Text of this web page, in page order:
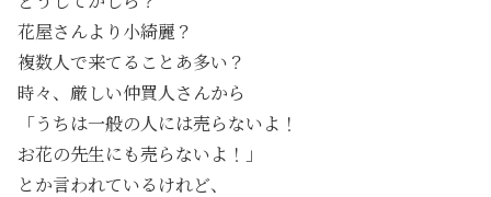
花屋さんより小綺麗？
複数人で来てることあ多い？
時々、厳しい仲買人さんから
「うちは一般の人には売らないよ！
お花の先生にも売らないよ！」
とか言われているけれど、